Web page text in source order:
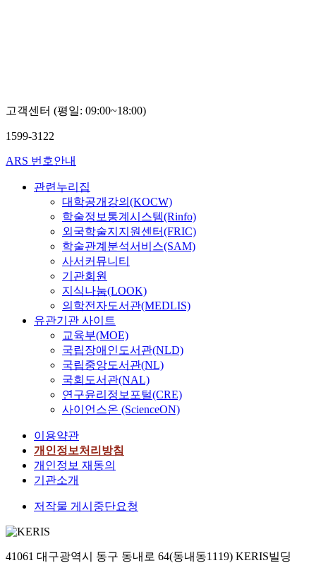
고객센터 (평일: 09:00~18:00)
1599-3122
ARS 번호안내
관련누리집
대학공개강의(KOCW)
학술정보통계시스템(Rinfo)
외국학술지지원센터(FRIC)
학술관계분석서비스(SAM)
사서커뮤니티
기관회원
지식나눔(LOOK)
의학전자도서관(MEDLIS)
유관기관 사이트
교육부(MOE)
국립장애인도서관(NLD)
국립중앙도서관(NL)
국회도서관(NAL)
연구윤리정보포털(CRE)
사이언스온 (ScienceON)
이용약관
개인정보처리방침
개인정보 재동의
기관소개
저작물 게시중단요청
41061 대구광역시 동구 동내로 64(동내동1119) KERIS빌딩